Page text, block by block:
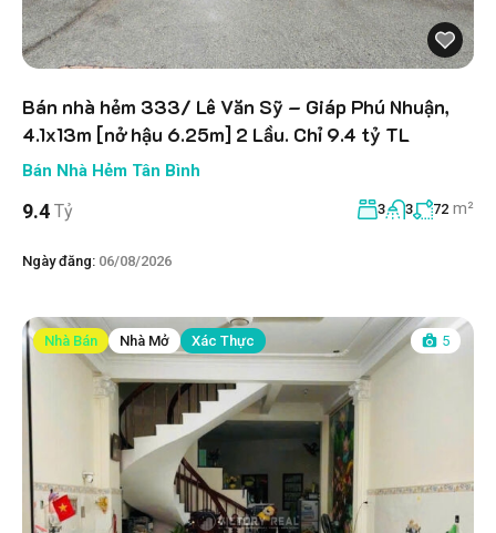
Bán nhà hẻm 333/ Lê Văn Sỹ – Giáp Phú Nhuận,
4.1x13m [nở hậu 6.25m] 2 Lầu. Chỉ 9.4 tỷ TL
Bán Nhà Hẻm Tân Bình
9.4 Tỷ 3 3 72 m²
Ngày đăng: 06/08/2026
Nhà Bán Nhà Mở Xác Thực 5